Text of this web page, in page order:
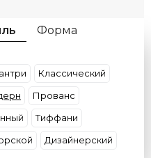
Форма
(IP)
Классический
Прованс
Тиффани
Дизайнерский